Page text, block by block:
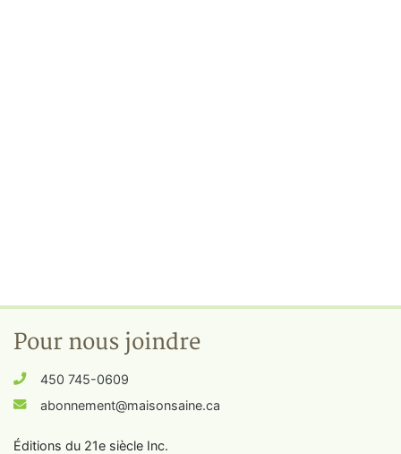
Pour nous joindre
450 745-0609
abonnement@maisonsaine.ca
Éditions du 21e siècle Inc.